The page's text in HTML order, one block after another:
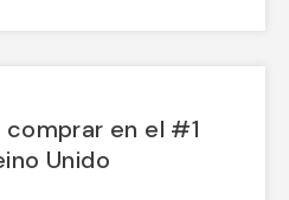
comprar en el #1
Unido